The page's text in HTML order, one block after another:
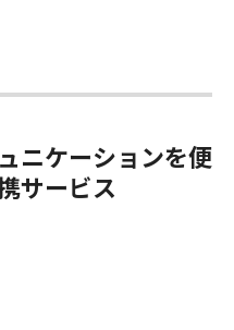
ニケーションを便
サービス